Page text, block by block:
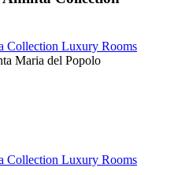
Collection Luxury Rooms
Maria del Popolo
Collection Luxury Rooms